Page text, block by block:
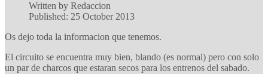
Written by Redaccion
Published: 25 October 2013
Os dejo toda la informacion que tenemos.
El circuito se encuentra muy bien, blando (es normal) pero con solo
un par de charcos que estaran secos para los entrenos del sabado.